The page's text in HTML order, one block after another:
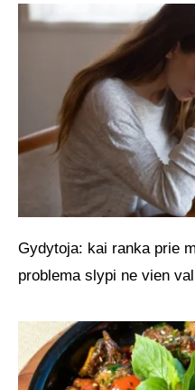
Gydytoja: kai ranka prie
problema slypi ne vien